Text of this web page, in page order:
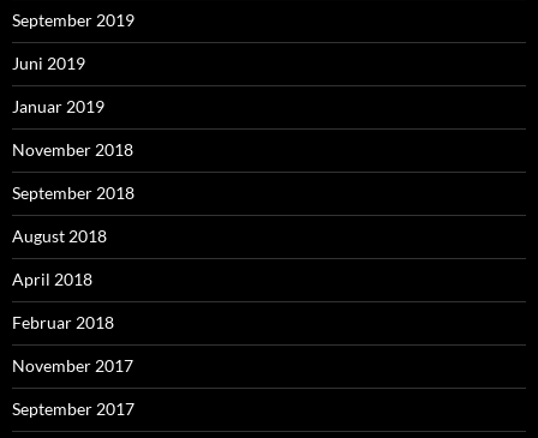
September 2019
Juni 2019
Januar 2019
November 2018
September 2018
August 2018
April 2018
Februar 2018
November 2017
September 2017